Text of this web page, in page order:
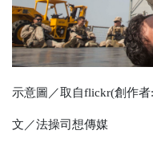
示意圖／取自flickr(創作者:
文／法操司想傳媒